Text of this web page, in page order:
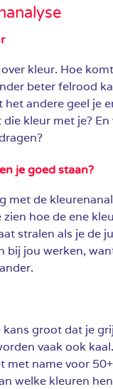
kleur. Hoe
beter felrood
het andere geel je
kleur met je?
je goed staan?
met de
hoe de ene
stralen als je de
bij jou werken,
groot dat je
vaak ook
met name voor
welke kleuren